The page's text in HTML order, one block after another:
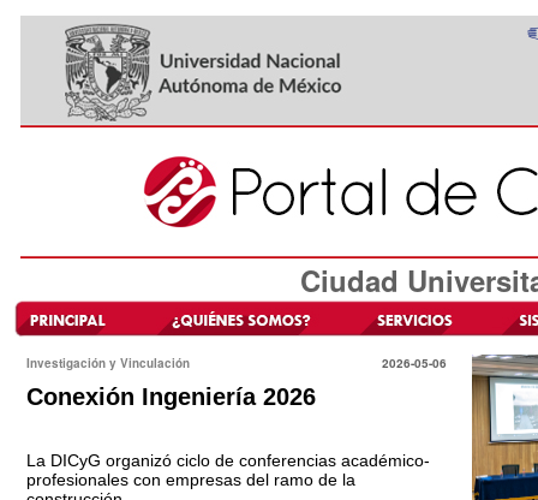
Ciudad
Investigación y Vinculación 2026-05-06
Conexión Ingeniería 2026
La DICyG organizó ciclo de conferencias académico-
profesionales con empresas del ramo de la